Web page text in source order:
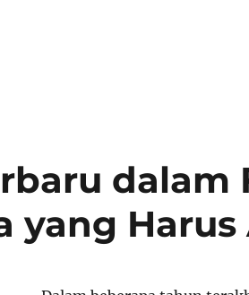
dalam
yang